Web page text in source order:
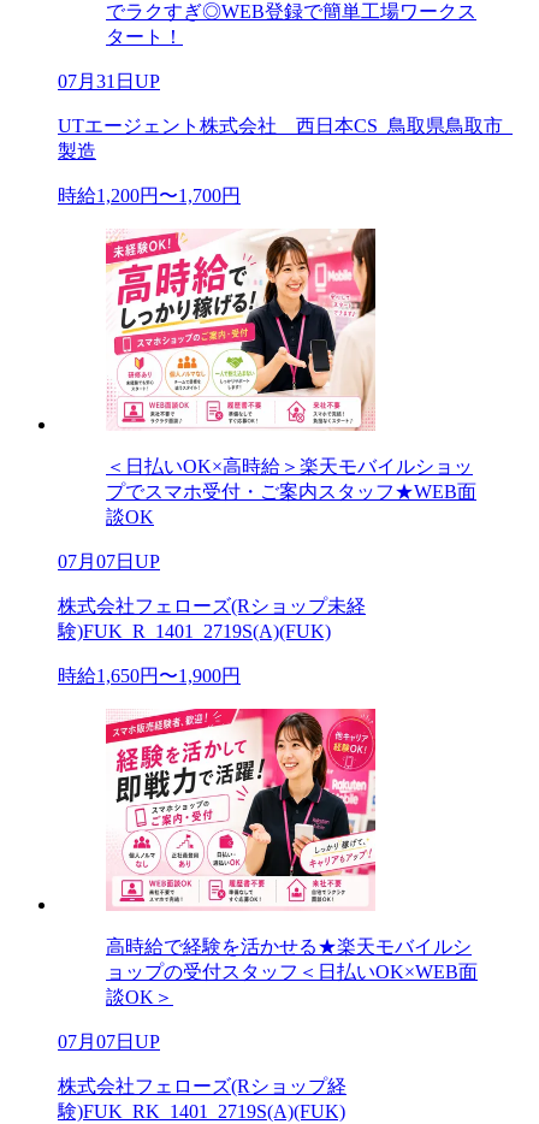
でラクすぎ◎WEB登録で簡単工場ワークス
タート！
07月31日UP
UTエージェント株式会社 西日本CS_鳥取県鳥取市_
製造
時給1,200円〜1,700円
＜日払いOK×高時給＞楽天モバイルショッ
プでスマホ受付・ご案内スタッフ★WEB面
談OK
07月07日UP
株式会社フェローズ(Rショップ未経
験)FUK_R_1401_2719S(A)(FUK)
時給1,650円〜1,900円
高時給で経験を活かせる★楽天モバイルシ
ョップの受付スタッフ＜日払いOK×WEB面
談OK＞
07月07日UP
株式会社フェローズ(Rショップ経
験)FUK_RK_1401_2719S(A)(FUK)